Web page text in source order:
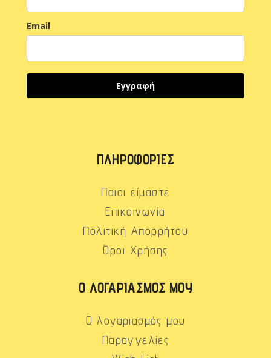
Email
Εγγραφή
ΠΛΗΡΟΦΟΡΊΕΣ
Ποιοι είμαστε
Επικοινωνία
Πολιτική Απορρήτου
Όροι Χρήσης
Ο ΛΟΓΑΡΙΑΣΜΌΣ ΜΟΥ
Ο λογαριασμός μου
Παραγγελίες